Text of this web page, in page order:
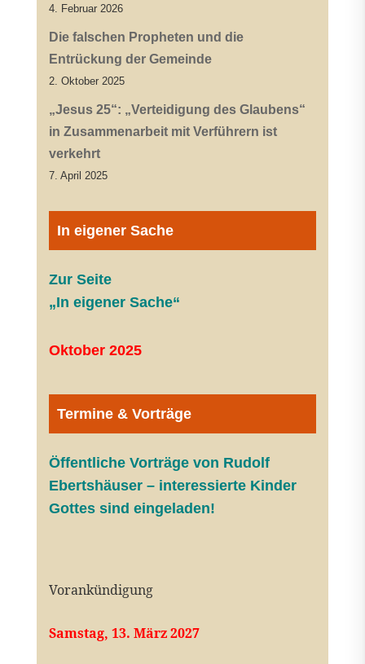
4. Februar 2026
Die falschen Propheten und die
Entrückung der Gemeinde
2. Oktober 2025
„Jesus 25“: „Verteidigung des Glaubens“
in Zusammenarbeit mit Verführern ist
verkehrt
7. April 2025
In eigener Sache
Zur Seite
„In eigener Sache“
Oktober 2025
Termine & Vorträge
Öffentliche Vorträge von Rudolf
Ebertshäuser – interessierte Kinder
Gottes sind eingeladen!
Vorankündigung
Samstag, 13. März 2027